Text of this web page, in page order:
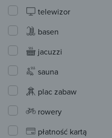
telewizor
basen
jacuzzi
sauna
plac zabaw
rowery
płatność kartą